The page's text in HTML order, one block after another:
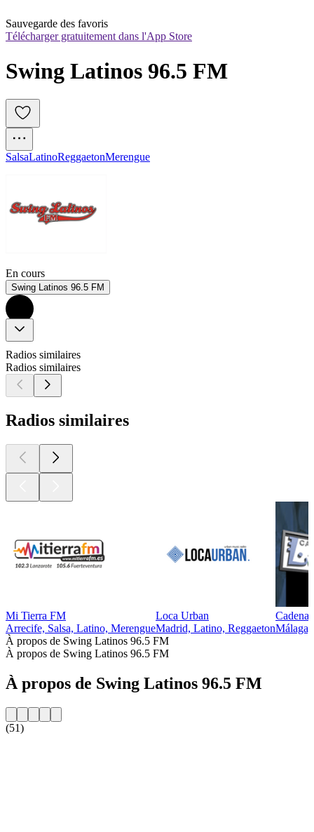
Sauvegarde des favoris
Télécharger gratuitement dans l'App Store
Swing Latinos 96.5 FM
SalsaLatinoReggaetonMerengue
En cours
Swing Latinos 96.5 FM
Radios similaires
Radios similaires
Radios similaires
Mi Tierra FM
Arrecife, Salsa, Latino, Merengue
Loca Urban
Madrid, Latino, Reggaeton
Cadena
À propos de Swing Latinos 96.5 FM
À propos de Swing Latinos 96.5 FM
À propos de Swing Latinos 96.5 FM
(51)